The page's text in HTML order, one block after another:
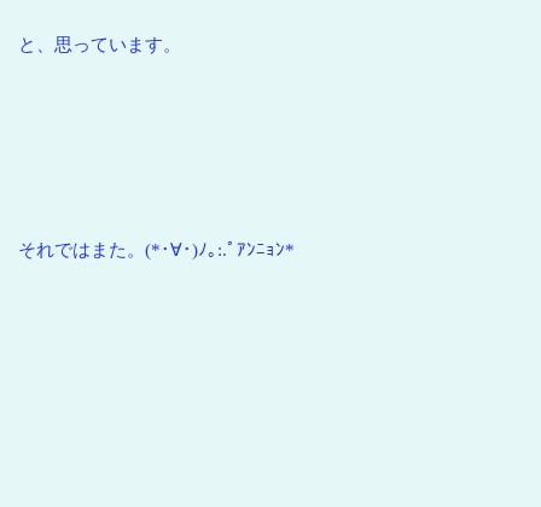
と、思っています。
それではまた。(*･∀･)ﾉ｡:.ﾟｱﾝﾆｮﾝ*